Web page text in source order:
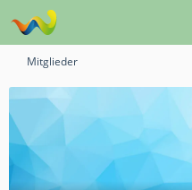
Mitglieder